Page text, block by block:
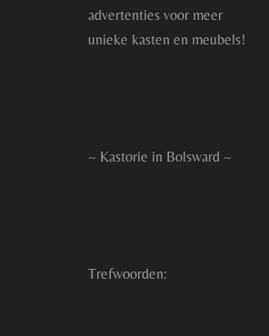
advertenties voor meer
unieke kasten en meubels!
~ Kastorie in Bolsward ~
Trefwoorden: